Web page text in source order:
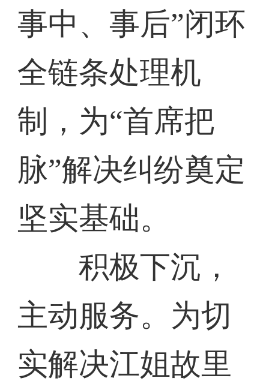
事中、事后”闭环
全链条处理机
制，为“首席把
脉”解决纠纷奠定
坚实基础。
积极下沉，
主动服务。为切
实解决江姐故里